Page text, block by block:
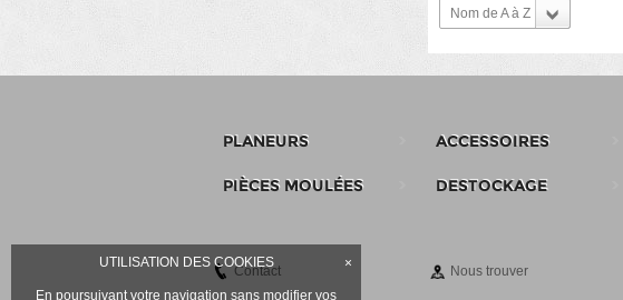
UTILISATION DES COOKIES ×
En poursuivant votre navigation sans modifier vos
Nom de A à Z
PLANEURS ACCESSOIRES
PIÈCES MOULÉES DESTOCKAGE
Contact Nous trouver